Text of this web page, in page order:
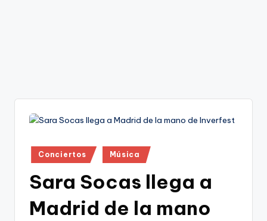
Publicado
en
Conciertos Música
Sara Socas llega a
Madrid de la mano